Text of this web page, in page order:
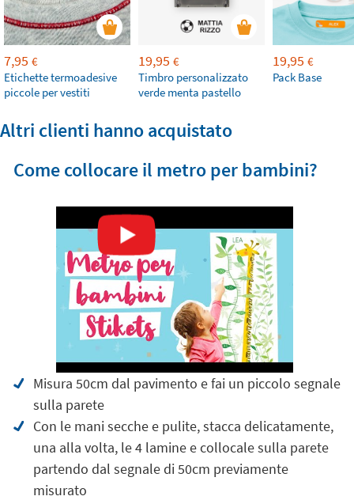
7,95 €
Etichette termoadesive
piccole per vestiti
19,95 €
Timbro personalizzato
verde menta pastello
19,95 €
Pack Base
Altri clienti hanno acquistato
Come collocare il metro per bambini?
Misura 50cm dal pavimento e fai un piccolo segnale
sulla parete
Con le mani secche e pulite, stacca delicatamente,
una alla volta, le 4 lamine e collocale sulla parete
partendo dal segnale di 50cm previamente
misurato